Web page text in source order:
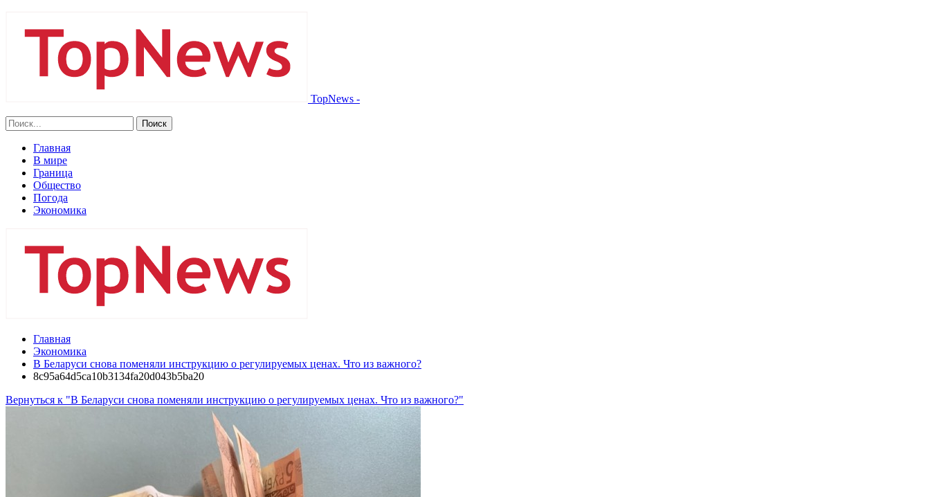
TopNews -
Главная
В мире
Граница
Общество
Погода
Экономика
Главная
Экономика
В Беларуси снова поменяли инструкцию о регулируемых ценах. Что из важного?
8c95a64d5ca10b3134fa20d043b5ba20
Вернуться к "В Беларуси снова поменяли инструкцию о регулируемых ценах. Что из важного?"